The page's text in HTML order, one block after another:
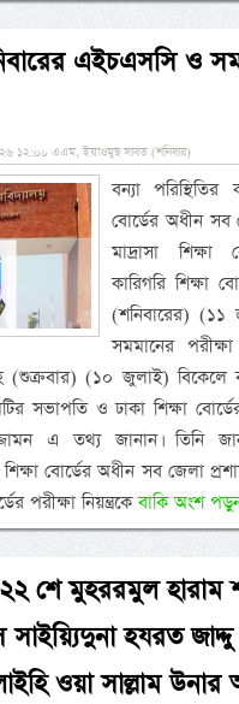
এইচএসসি ও
১২:০০ এএম, ইয়াওমুছ সাবত (শনিবার)
বন্যা পরিস্থিতির
বোর্ডের অধীন সব
মাদ্রাসা
কারিগরি শিক্ষা
(শনিবারের)
সমমানের
(১০ জুলাই) বিকেলে
সভাপতি ও ঢাকা শিক্ষা
এ তথ্য জানান। তিনি
শিক্ষা বোর্ডের অধীন সব জেলা
পরীক্ষা নিয়ন্ত্রকেবাকি অংশ
শে মুহররমুল
হযরত জাদ্দু
ওয়া সাল্লাম